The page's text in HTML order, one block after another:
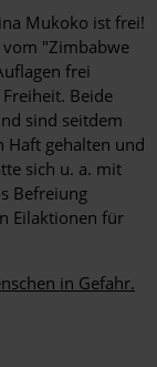
Mukoko ist frei!
vom "Zimbabwe
frei
Beide
sind seitdem
Haft gehalten und
sich u. a. mit
Befreiung
Eilaktionen für
in Gefahr.